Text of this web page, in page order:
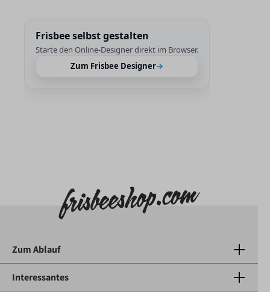
Frisbee selbst gestalten
Starte den Online-Designer direkt im Browser.
Zum Frisbee Designer→
Zum Ablauf
Interessantes